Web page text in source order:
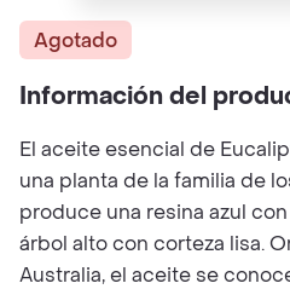
Agotado
Información del
El aceite esencial de
una planta de la familia de
produce una resina azul
árbol alto con corteza lisa.
Australia, el aceite se